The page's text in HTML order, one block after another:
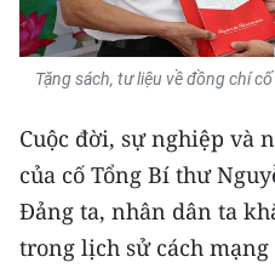
TIN MỚI
TIN ĐỊA PHƯƠNG
Trung du và miền núi
Đồng bằng sông Hồng
Bắc Trung Bộ
Tặng sách, tư liệu về đồng chí
Cuộc đời, sự nghiệp và
của cố Tổng Bí thư
Đảng ta, nhân dân ta
trong lịch sử cách